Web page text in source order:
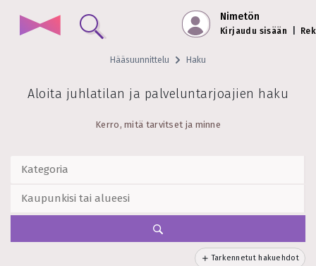
Nimetön
Kirjaudu sisään
Hääsuunnittelu Haku
Aloita juhlatilan ja palveluntarjoajien haku
Kerro, mitä tarvitset ja minne
Tarkennetut hakuehdot